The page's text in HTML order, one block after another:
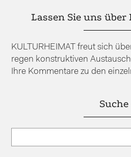
BeiträgeLassen Sie uns
KULTURHEIMAT freut sich
regen konstruktiven
Ihre Kommentare zu den
Suche